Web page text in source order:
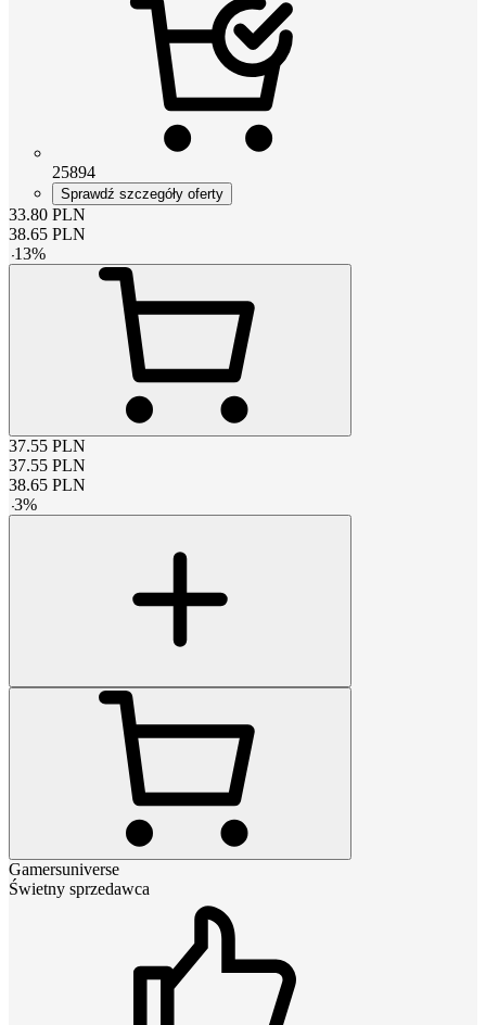
25894
Sprawdź szczegóły oferty
33.80 PLN
38.65 PLN
-13%
37.55 PLN
37.55 PLN
38.65 PLN
-3%
Gamersuniverse
Świetny sprzedawca